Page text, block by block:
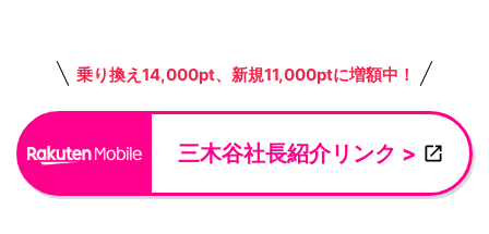
乗り換え14,000pt、新規11,000ptに増額中！
三木谷社長紹介リンク >